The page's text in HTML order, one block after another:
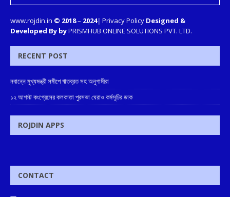
www.rojdin.in © 2018– 2024| Privacy Policy Designed &
Developed By byPRISMHUB ONLINE SOLUTIONS PVT. LTD.
RECENT POST
নবান্নে মুখ্যমন্ত্রী সমীপে ঋতব্রত সহ অনুগামীরা
১২ আগস্ট কংগ্রেসের কলকাতা পুরসভা ঘেরাও কর্মসূচির ডাক
ROJDIN APPS
CONTACT